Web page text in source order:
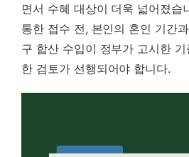
면서 수혜 대상이 더욱 넓어졌습
통한 접수 전, 본인의 혼인 기간
구 합산 수입이 정부가 고시한
한 검토가 선행되어야 합니다.